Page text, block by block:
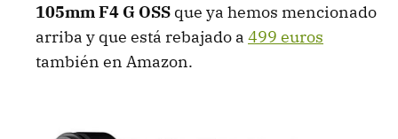
105mm F4 G OSS que ya hemos mencionado
arriba y que está rebajado a 499 euros
también en Amazon.